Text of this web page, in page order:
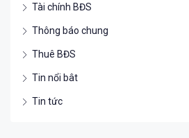
Tài chính BĐS
Thông báo chung
Thuê BĐS
Tin nổi bât
Tin tức